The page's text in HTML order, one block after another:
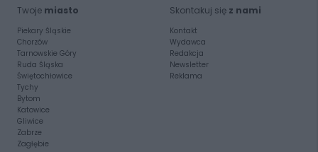
Twoje miasto
Piekary Śląskie
Chorzów
Tarnowskie Góry
Ruda Śląska
Świętochłowice
Tychy
Bytom
Katowice
Gliwice
Zabrze
Zagłębie
Skontakuj się z nami
Kontakt
Wydawca
Redakcja
Newsletter
Reklama